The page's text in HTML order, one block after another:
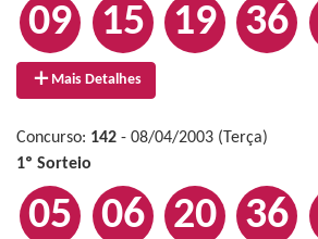
09 15 19 36
Mais Detalhes
Concurso: 142 - 08/04/2003 (Terça)
1º Sorteio
05 06 20 36